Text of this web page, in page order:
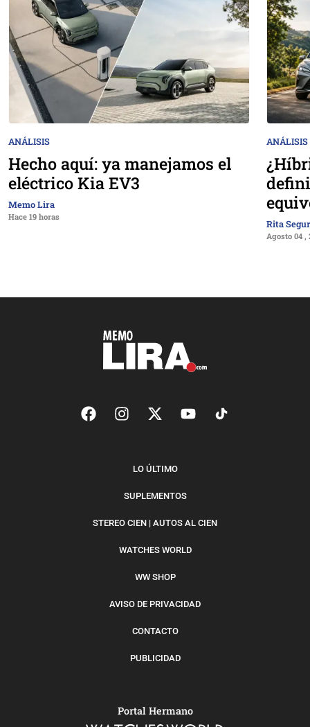
ANÁLISIS
Hecho aquí: ya manejamos el
eléctrico Kia EV3
Memo Lira
Hace 19 horas
ANÁLISIS
Rita
Agosto 04 ,
LO ÚLTIMO
SUPLEMENTOS
STEREO CIEN | AUTOS AL CIEN
WATCHES WORLD
WW SHOP
AVISO DE PRIVACIDAD
CONTACTO
PUBLICIDAD
Portal Hermano